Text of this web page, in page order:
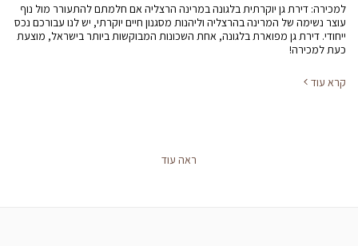
למכירה: דירת גן יוקרתית בלגונה במרינה הרצליה אם חלמתם להתעורר מול נוף
עוצר נשימה של המרינה בהרצליה וליהנות מסגנון חיים יוקרתי, יש לנו עבורכם נכס
ייחודי. דירת גן מפוארת בלגונה, אחת השכונות המבוקשות ביותר בישראל, מוצעת
כעת למכירה!
קרא עוד
ראה עוד